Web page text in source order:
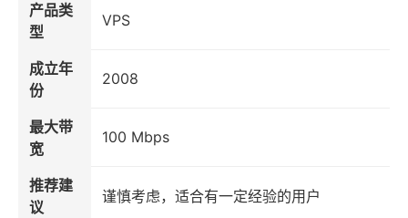
产品类
型
VPS
成立年
份
2008
最大带
宽
100 Mbps
推荐建
议
谨慎考虑，适合有一定经验的用户